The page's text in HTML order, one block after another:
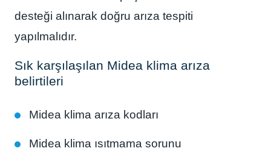
desteği alınarak doğru arıza tespiti
yapılmalıdır.
Sık karşılaşılan Midea klima arıza
belirtileri
Midea klima arıza kodları
Midea klima ısıtmama sorunu